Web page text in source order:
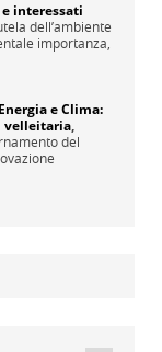
interessati
dell’ambiente
importanza,
e Clima:
velleitaria,
del